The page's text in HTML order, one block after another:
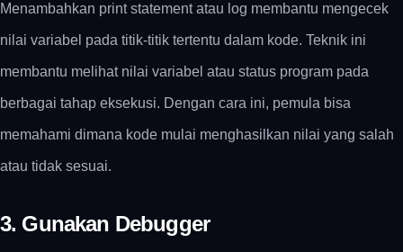
Menambahkan print statement atau log membantu mengecek
nilai variabel pada titik-titik tertentu dalam kode. Teknik ini
membantu melihat nilai variabel atau status program pada
berbagai tahap eksekusi. Dengan cara ini, pemula bisa
memahami dimana kode mulai menghasilkan nilai yang salah
atau tidak sesuai.
3. Gunakan Debugger